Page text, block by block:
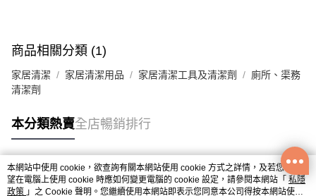
每筆HK$50.00，滿HK$200.00或以上免運費
UNY 門市自取
每筆HK$50.00，滿HK$200.00或以上免運費
商品相關分類 (1)
家居清潔 家居清潔用品 家居清潔工具及清潔劑
廁所、渠務
清潔劑
本分類熱賣全店暢銷排行
熱門標籤
本網站中使用 cookie，欲查詢有關本網站使用 cookie 方式之詳情，及若您不希
望在電腦上使用 cookie 時應如何變更電腦的 cookie 設定，請參閱本網站「 私隱
政策 」之 Cookie 聲明。您繼續使用本網站即表示您同意本公司得按本網站使用